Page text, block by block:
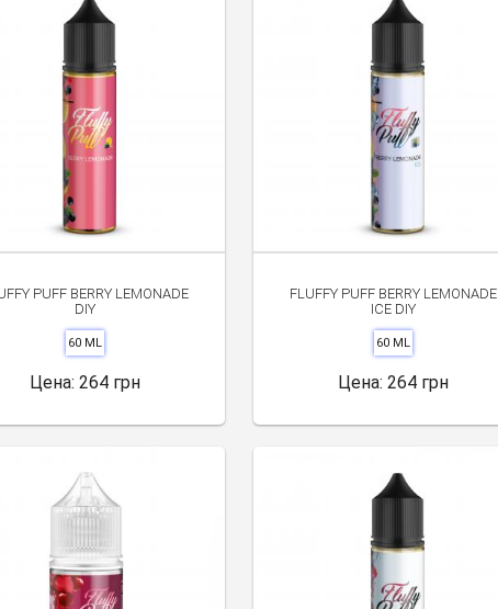
PUFF BERRY LEMONADE
DIY
60 ML
Цена: 264 грн
FLUFFY PUFF BERRY LEMONADE
ICE DIY
60 ML
Цена: 264 грн